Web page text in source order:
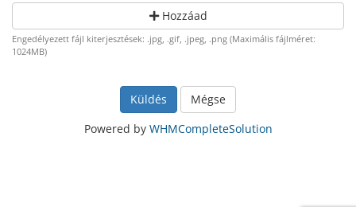
Hozzáad
Engedélyezett fájl kiterjesztések: .jpg, .gif, .jpeg, .png (Maximális fájlméret:
1024MB)
Mégse
Powered by WHMCompleteSolution